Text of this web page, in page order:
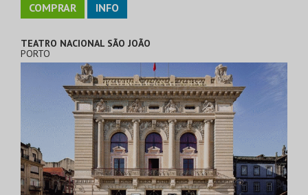
COMPRAR INFO
TEATRO NACIONAL SÃO JOÃO
PORTO